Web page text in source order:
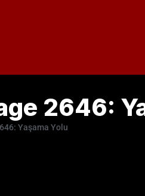
2646:
Yaşama Yolu